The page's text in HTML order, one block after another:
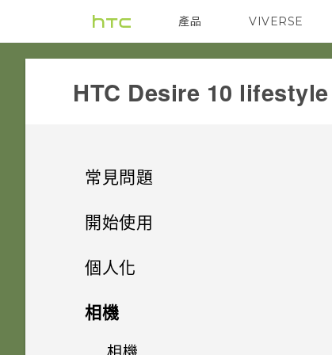
產品
VIVE G REIGNS
VIVERSE
HTC Desire 10 lifestyle‎
常見問題
GETTING STARTED
開始使用
手機上的各種便利功能
打開包裝
HTC Desire 10 lifestyle 概觀
個人化
手機設定及傳輸
初次設定 HTC Desire 10
個人化
相機
相機